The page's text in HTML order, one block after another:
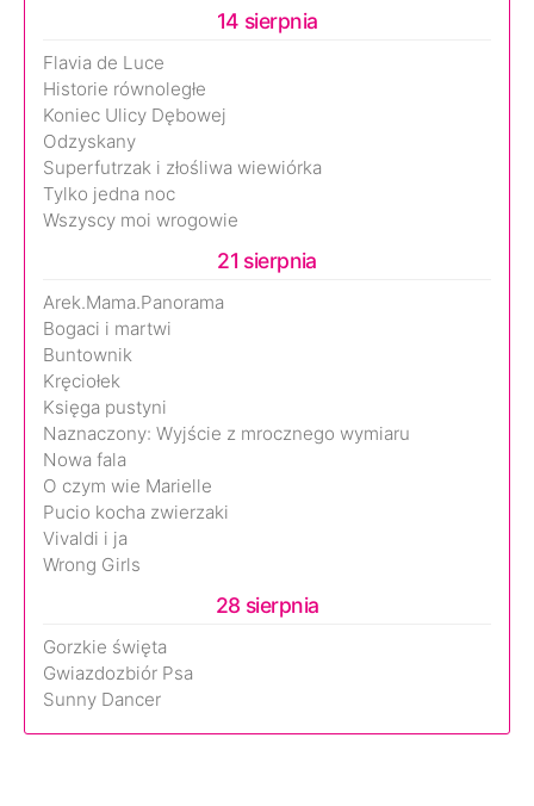
14 sierpnia
Flavia de Luce
Historie równoległe
Koniec Ulicy Dębowej
Odzyskany
Superfutrzak i złośliwa wiewiórka
Tylko jedna noc
Wszyscy moi wrogowie
21 sierpnia
Arek.Mama.Panorama
Bogaci i martwi
Buntownik
Kręciołek
Księga pustyni
Naznaczony: Wyjście z mrocznego wymiaru
Nowa fala
O czym wie Marielle
Pucio kocha zwierzaki
Vivaldi i ja
Wrong Girls
28 sierpnia
Gorzkie święta
Gwiazdozbiór Psa
Sunny Dancer